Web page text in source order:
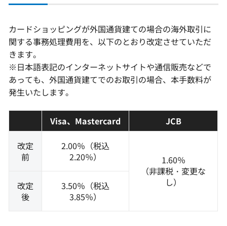
カードショッピングが外国通貨建ての場合の海外取引に
関する事務処理費用を、以下のとおり改定させていただ
きます。
※日本語表記のインターネットサイトや通信販売などで
あっても、外国通貨建てでのお取引の場合、本手数料が
発生いたします。
Visa、Mastercard JCB
改定
前
2.00％（税込
2.20％）
1.60％
（非課税・変更な
し）
改定
後
3.50％（税込
3.85％）